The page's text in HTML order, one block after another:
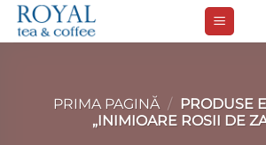
Skip
PRIMA PAGINĂ / PRODUSE
„INIMIOARE ROSII DE